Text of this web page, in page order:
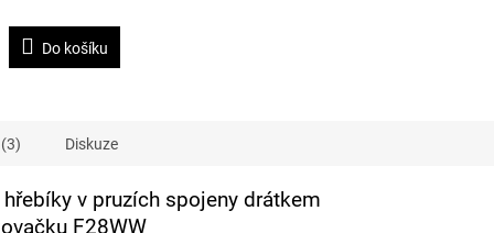
Do košíku
Diskuze
v pruzích spojeny drátkem
F28WW